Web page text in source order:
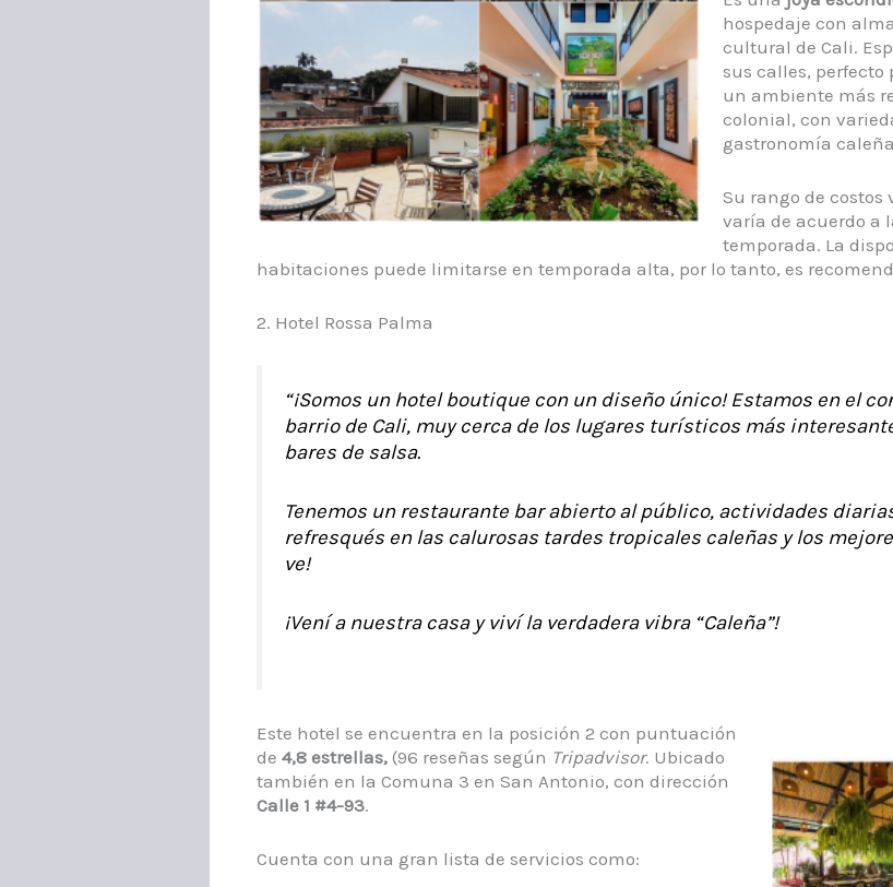
hospedaje con
cultural de Cali.
sus calles,
un ambiente más
colonial, con
gastronomía
Su rango de costos
varía de acuerdo a
temporada. La
habitaciones puede limitarse en temporada alta, por lo tanto, es
2. Hotel Rossa Palma
“¡Somos un hotel boutique con un diseño único! Estamos en el
barrio de Cali, muy cerca de los lugares turísticos más
bares de salsa.
Tenemos un restaurante bar abierto al público, actividades
refresqués en las calurosas tardes tropicales caleñas y los
ve!
¡Vení a nuestra casa y viví la verdadera vibra “Caleña”!
Este hotel se encuentra en la posición 2 con puntuación
de 4,8 estrellas, (96 reseñas según Tripadvisor. Ubicado
también en la Comuna 3 en San Antonio, con dirección
Calle 1 #4-93.
Cuenta con una gran lista de servicios como: